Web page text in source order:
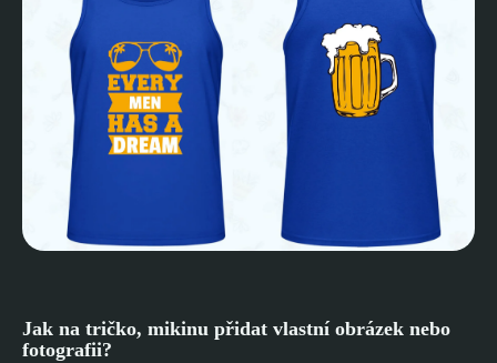
Jak na tričko, mikinu přidat vlastní obrázek nebo
fotografii?